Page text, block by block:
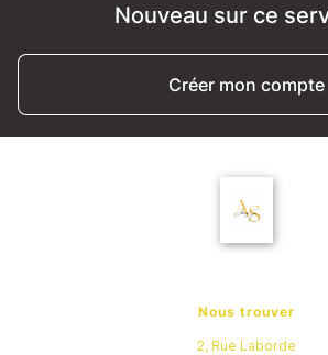
Nouveau sur ce
Créer mon compte
Nous trouver
2, Rue Laborde